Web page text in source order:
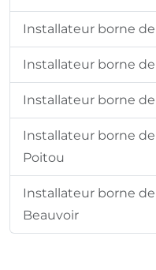
Installateur borne
Installateur borne
Installateur borne
Installateur borne
Poitou
Installateur borne
Beauvoir